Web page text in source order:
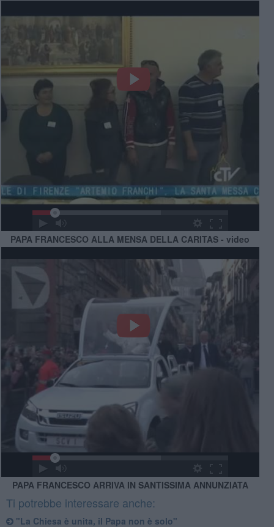
PAPA FRANCESCO ALLA MENSA DELLA CARITAS - video
PAPA FRANCESCO ARRIVA IN SANTISSIMA ANNUNZIATA
Ti potrebbe interessare anche:
"La Chiesa è unita, il Papa non è solo"